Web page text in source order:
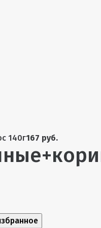
140г167 руб.